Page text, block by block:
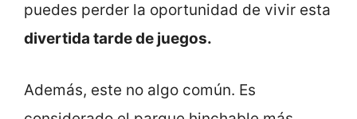
puedes perder la oportunidad de vivir esta
divertida tarde de juegos.
Además, este no algo común. Es